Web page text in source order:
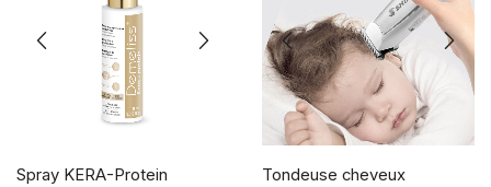
Spray KERA-Protein
Tondeuse cheveux